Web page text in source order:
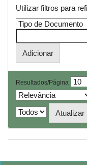
Utilizar filtros para
Resultados/Página